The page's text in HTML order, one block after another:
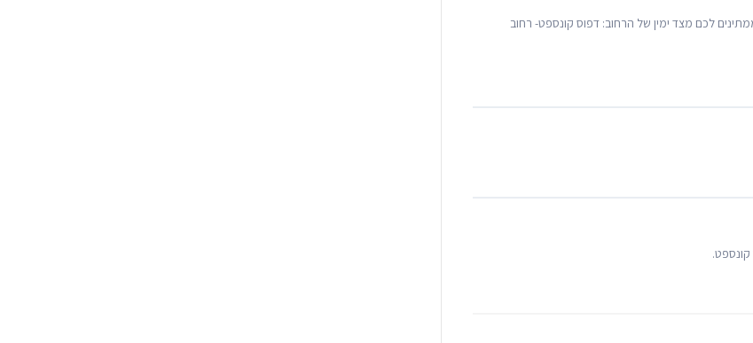
שטמפפר, ולאחר כ-100 מטרים, אנו ממתינים לכם מצד ימין של הרחוב: דפוס קונספט- רחוב